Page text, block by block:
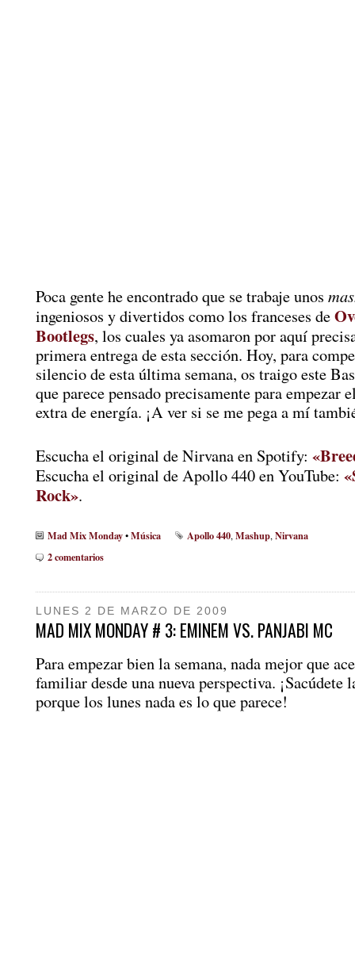
Poca gente he encontrado que se trabaje unos
ingeniosos y divertidos como los franceses de
Bootlegs, los cuales ya asomaron por aquí
primera entrega de esta sección. Hoy, para
silencio de esta última semana, os traigo este
que parece pensado precisamente para empezar
extra de energía. ¡A ver si se me pega a mí
Escucha el original de Nirvana en Spotify:
Escucha el original de Apollo 440 en YouTube:
Rock».
Mad Mix Monday•Música Apollo 440,Mashup,Nirvana
2 comentarios
LUNES 2 DE MARZO DE 2009
MAD MIX MONDAY # 3: EMINEM VS. PANJABI MC
Para empezar bien la semana, nada mejor que
familiar desde una nueva perspectiva. ¡Sacúdete
porque los lunes nada es lo que parece!